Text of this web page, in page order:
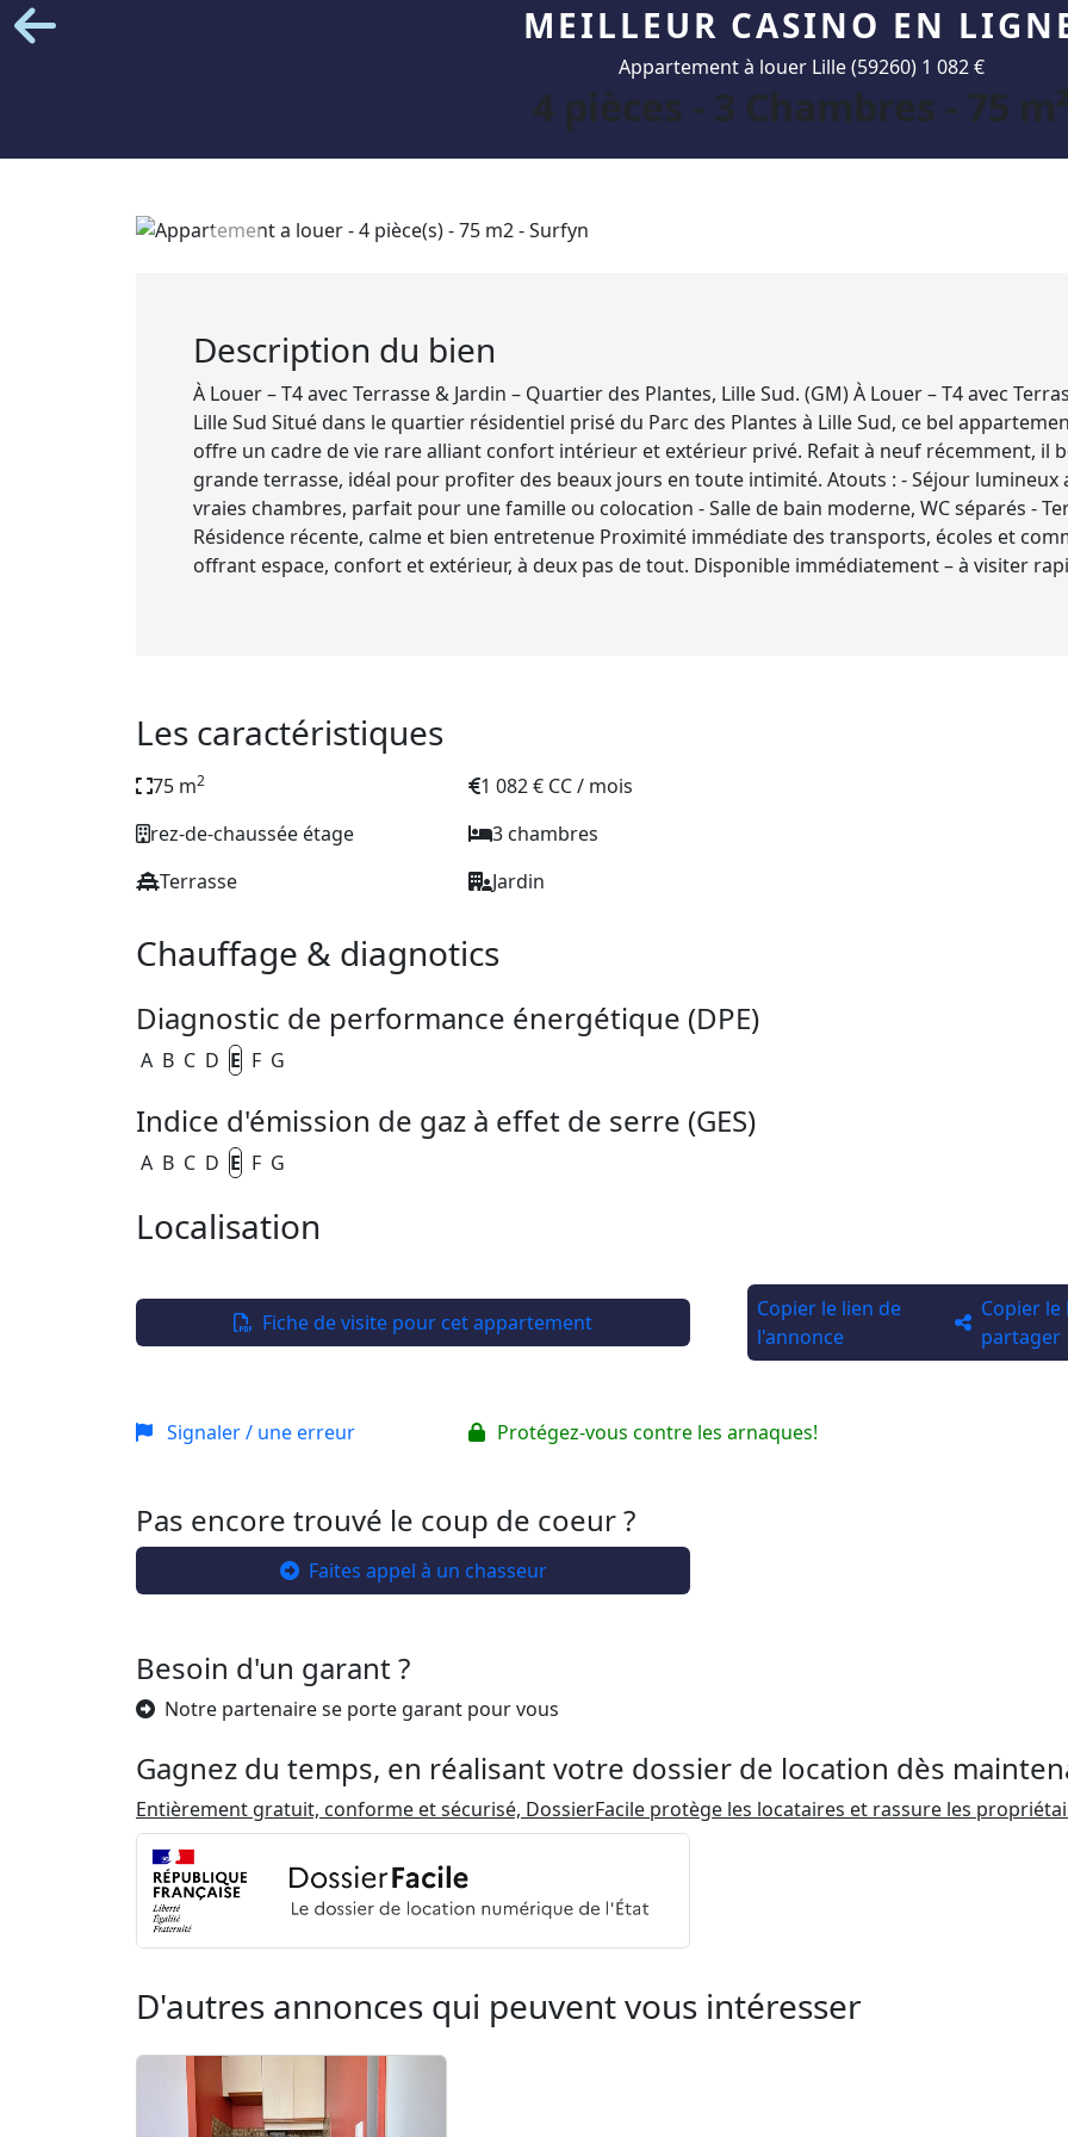
MEILLEUR CASINO EN
Appartement à louer Lille (59260) 1 082 €
4 pièces - 3 Chambres - 75 m²
Description du bien
À Louer – T4 avec Terrasse & Jardin – Quartier des Plantes, Lille Sud. (GM) À Louer – T4 avec
Lille Sud Situé dans le quartier résidentiel prisé du Parc des Plantes à Lille Sud, ce bel
offre un cadre de vie rare alliant confort intérieur et extérieur privé. Refait à neuf récemment, il
grande terrasse, idéal pour profiter des beaux jours en toute intimité. Atouts : - Séjour lumineux
vraies chambres, parfait pour une famille ou colocation - Salle de bain moderne, WC séparés -
Résidence récente, calme et bien entretenue Proximité immédiate des transports, écoles et
offrant espace, confort et extérieur, à deux pas de tout. Disponible immédiatement – à visiter
Les caractéristiques
75 m2
1 082 € CC / mois
rez-de-chaussée étage
3 chambres
Terrasse
Jardin
Chauffage & diagnotics
Diagnostic de performance énergétique (DPE)
A B C D E F G
Indice d'émission de gaz à effet de serre (GES)
A B C D E F G
Localisation
Fiche de visite pour cet appartement
Copier le lien de
l'annonce
Copier
partager
Signaler / une erreur Protégez-vous contre les arnaques!
Pas encore trouvé le coup de coeur ?
Faites appel à un chasseur
Besoin d'un garant ?
Notre partenaire se porte garant pour vous
Gagnez du temps, en réalisant votre dossier de location dès
Entièrement gratuit, conforme et sécurisé, DossierFacile protège les locataires et rassure les
D'autres annonces qui peuvent vous intéresser